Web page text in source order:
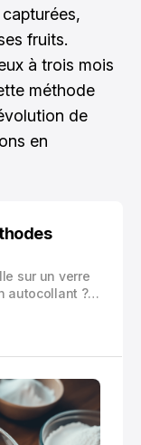
fruits.
à trois mois
méthode
de
en
sur un verre
autocollant ?